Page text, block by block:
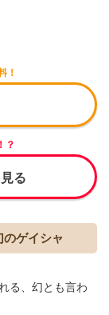
！
？
る
のゲイシャ
る、幻とも言わ